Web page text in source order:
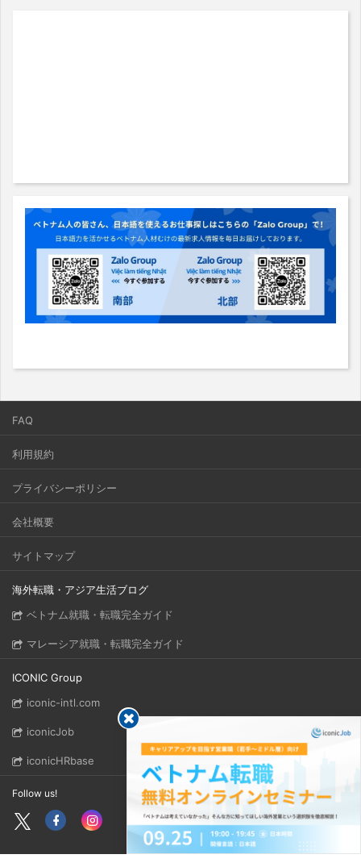
FAQ
利用規約
プライバシーポリシー
会社概要
サイトマップ
海外転職・アジア生活ブログ
ベトナム就職・転職完全ガイド
マレーシア就職・転職完全ガイド
ICONIC Group
iconic-intl.com
iconicJob
iconicHRbase
Follow us!